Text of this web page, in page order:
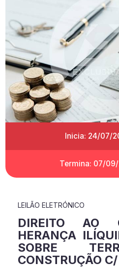
Inicia: 24/07/
Termina: 07/09/
LEILÃO ELETRÓNICO
DIREITO AO
HERANÇA
SOBRE
CONSTRUÇÃO